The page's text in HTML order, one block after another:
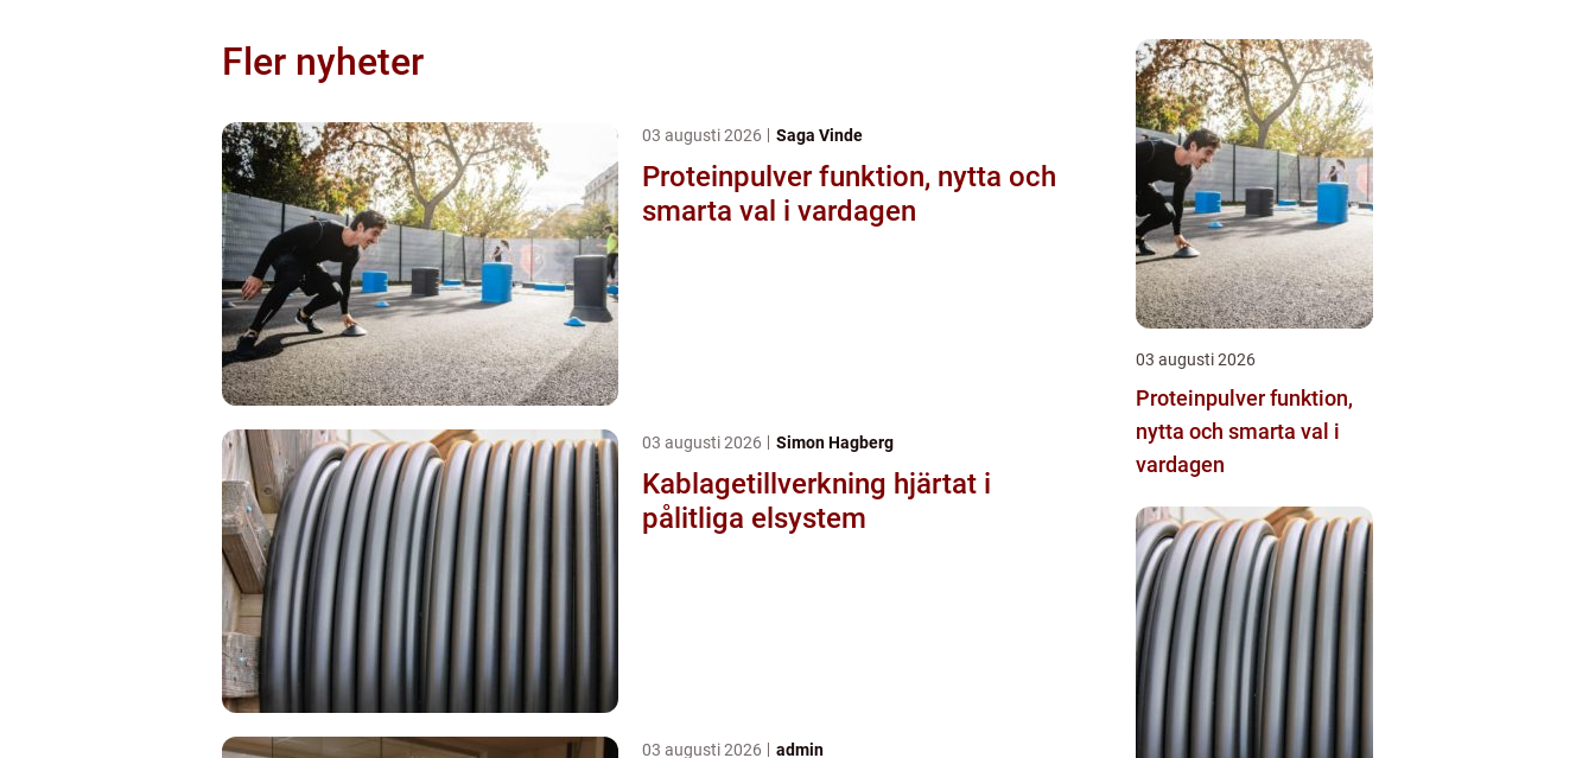
Fler nyheter
03 augusti 2026 Saga Vinde
Proteinpulver funktion, nytta och
smarta val i vardagen
03 augusti 2026 Simon Hagberg
Kablagetillverkning hjärtat i
pålitliga elsystem
03 augusti 2026 admin
03 augusti 2026
Proteinpulver funktion,
nytta och smarta val i
vardagen